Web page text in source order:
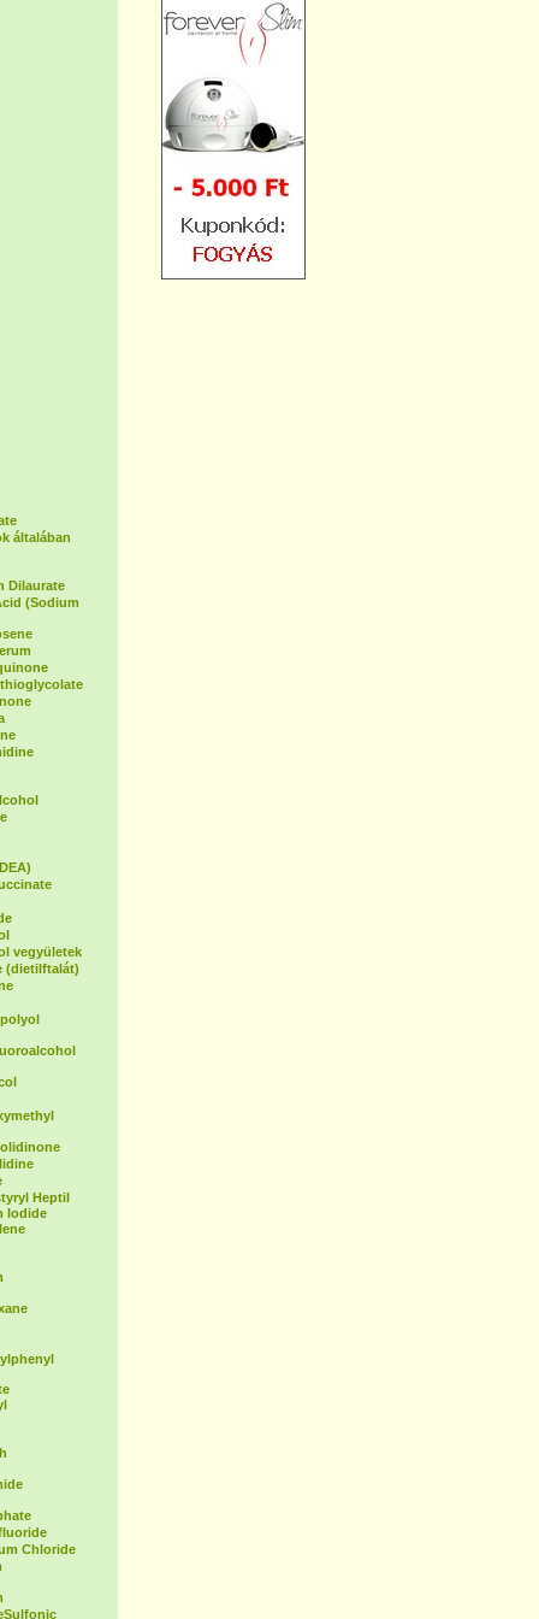
általában
Dilaurate
(Sodium
vegyületek
(dietilftalát)
Heptil
Iodide
Chloride